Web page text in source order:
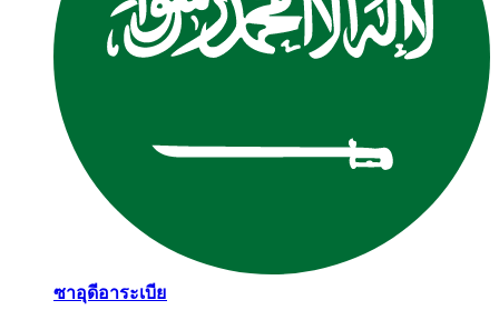
ซาอุดีอาระเบีย​​